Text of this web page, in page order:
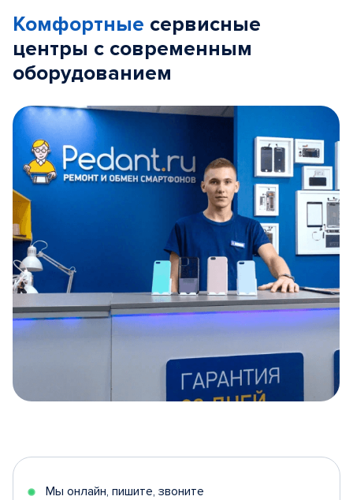
Комфортные сервисные
центры с современным
оборудованием
5
Мы онлайн, пишите, звоните